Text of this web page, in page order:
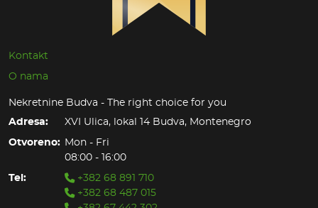
Kontakt
O nama
Nekretnine Budva - The right choice for you
Adresa:
XVI Ulica, lokal 14 Budva, Montenegro
Otvoreno: Mon - Fri
08:00 - 16:00
Tel:
+382 68 891 710
+382 68 487 015